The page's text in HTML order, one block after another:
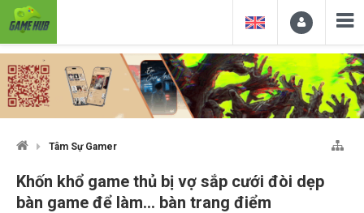
Tâm Sự Gamer
Khốn khổ game thủ bị vợ sắp cưới đòi dẹp
bàn game để làm… bàn trang điểm